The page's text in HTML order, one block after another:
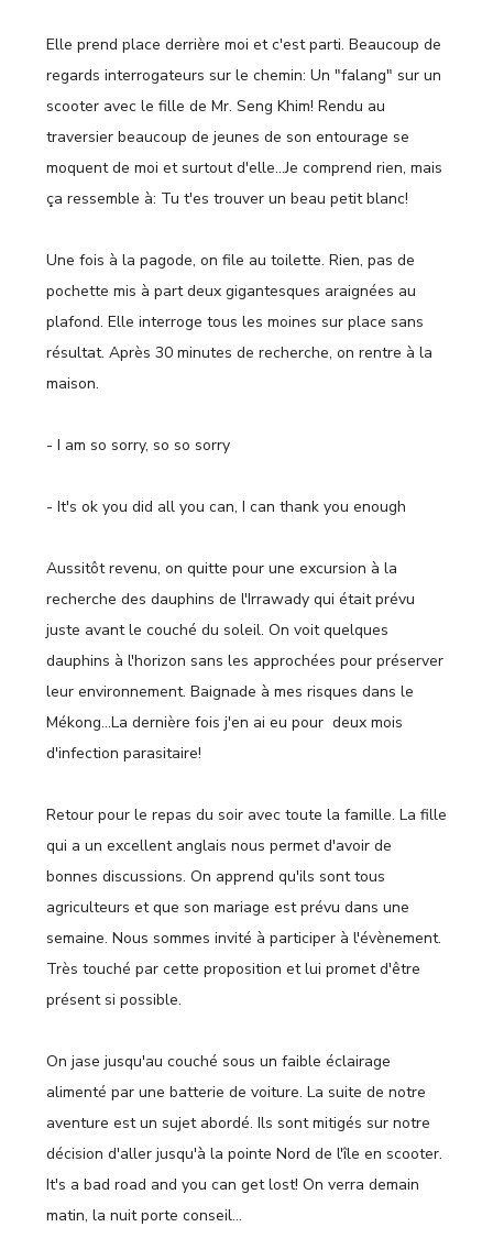
Elle prend place derrière moi et c'est parti. Beaucoup de
regards interrogateurs sur le chemin: Un "falang" sur un
scooter avec le fille de Mr. Seng Khim! Rendu au
traversier beaucoup de jeunes de son entourage se
moquent de moi et surtout d'elle…Je comprend rien, mais
ça ressemble à: Tu t'es trouver un beau petit blanc!
Une fois à la pagode, on file au toilette. Rien, pas de
pochette mis à part deux gigantesques araignées au
plafond. Elle interroge tous les moines sur place sans
résultat. Après 30 minutes de recherche, on rentre à la
maison.
- I am so sorry, so so sorry
- It's ok you did all you can, I can thank you enough
Aussitôt revenu, on quitte pour une excursion à la
recherche des dauphins de l'Irrawady qui était prévu
juste avant le couché du soleil. On voit quelques
dauphins à l'horizon sans les approchées pour préserver
leur environnement. Baignade à mes risques dans le
Mékong…La dernière fois j'en ai eu pour deux mois
d'infection parasitaire!
Retour pour le repas du soir avec toute la famille. La fille
qui a un excellent anglais nous permet d'avoir de
bonnes discussions. On apprend qu'ils sont tous
agriculteurs et que son mariage est prévu dans une
semaine. Nous sommes invité à participer à l'évènement.
Très touché par cette proposition et lui promet d'être
présent si possible.
On jase jusqu'au couché sous un faible éclairage
alimenté par une batterie de voiture. La suite de notre
aventure est un sujet abordé. Ils sont mitigés sur notre
décision d'aller jusqu'à la pointe Nord de l'île en scooter.
It's a bad road and you can get lost! On verra demain
matin, la nuit porte conseil…